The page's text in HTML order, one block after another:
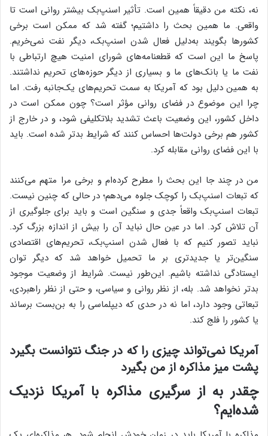
نه، نکته من دقیقاً همین است. تأثیر اسنپ‌بک بیشتر روانی است تا
واقعی. ما همین بحث را داشتیم؛ گفته شد که ممکن است برخی
کشورها بگویند به‌دلیل فعال شدن اسنپ‌بک، دیگر نفت نمی‌خریم.
پاسخ ما این است که قطعنامه‌های شورای امنیت هیچ ارتباطی با
نفت ما یا بانک‌های ما و بسیاری از دیگر حوزه‌های تحریم نداشتند.
به همین دلیل بود که آمریکا به سمت تحریم‌های یک‌جانبه رفت. اما
چرا این موضوع در فضای روانی مؤثر است؟ چون ممکن است در
داخل کشور، این وضعیت باعث تشدید بلاتکلیفی شود، و در خارج از
کشور هم برخی دولت‌ها احساس کنند که شرایط بدتر شده است. باید
با این فضای روانی مقابله کرد.
من در چند جا این بحث را مطرح کرده‌ام و برخی مرا متهم می‌کنند
که تبعات اسنپ‌بک را کوچک جلوه می‌دهم؛ در حالی که چنین نیست.
تبعات اسنپ‌بک واقعاً جدی و سنگین است و باید برای جلوگیری از
آن تلاش کرد. اما در عین حال نباید آن را بیش از اندازه بزرگ کرد.
نباید تصور کنیم که با فعال شدن اسنپ‌بک، تحریم‌های اقتصادی
سنگین‌تر یا جدیدتری بر ما تحمیل خواهد شد که دیگر توان
ایستادگی نداشته باشیم. این‌طور نیست. شرایط از وضعیت موجود
بدتر نخواهد شد. بله، از نظر روانی و سیاسی، و حتی از نظر راهبردی،
تبعاتی وجود دارد، اما نه در حدی که دیپلماسی را به بن‌بست برساند
یا کشور را فلج کند.
آمریکا نمی‌تواند چیزی را که در جنگ نتوانست بگیرد
پشت میز مذاکره از من بگیرد
چقدر به از سرگیری مذاکره با آمریکا نزدیک
شده‌ایم؟